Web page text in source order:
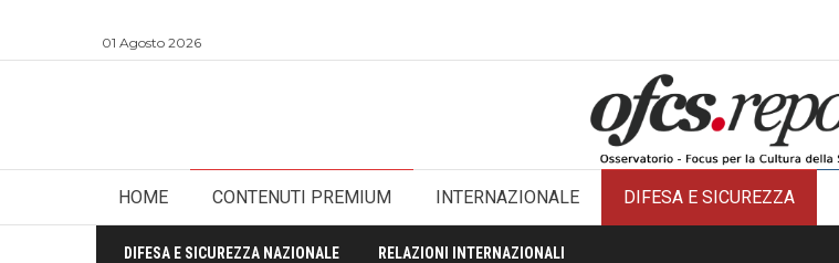
01 Agosto 2026
HOME CONTENUTI PREMIUM INTERNAZIONALE DIFESA E SICUREZZA
DIFESA E SICUREZZA NAZIONALE RELAZIONI INTERNAZIONALI